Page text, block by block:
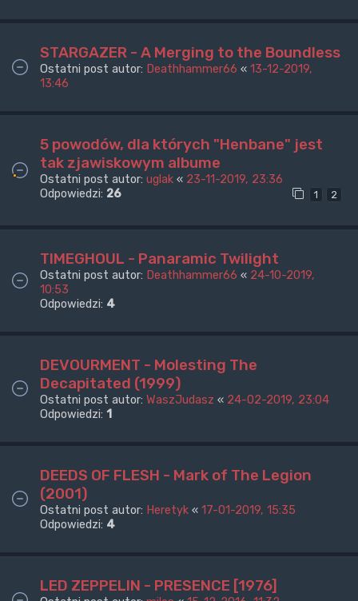
STARGAZER - A Merging to the Boundless
Ostatni post autor: Deathhammer66 « 13-12-2019,
13:46
5 powodów, dla których "Henbane" jest
tak zjawiskowym albume
Ostatni post autor: uglak « 23-11-2019, 23:36
Odpowiedzi: 26 1 2
TIMEGHOUL - Panaramic Twilight
Ostatni post autor: Deathhammer66 « 24-10-2019,
10:53
Odpowiedzi: 4
DEVOURMENT - Molesting The
Decapitated (1999)
Ostatni post autor: WaszJudasz « 24-02-2019, 23:04
Odpowiedzi: 1
DEEDS OF FLESH - Mark of The Legion
(2001)
Ostatni post autor: Heretyk « 17-01-2019, 15:35
Odpowiedzi: 4
LED ZEPPELIN - PRESENCE [1976]